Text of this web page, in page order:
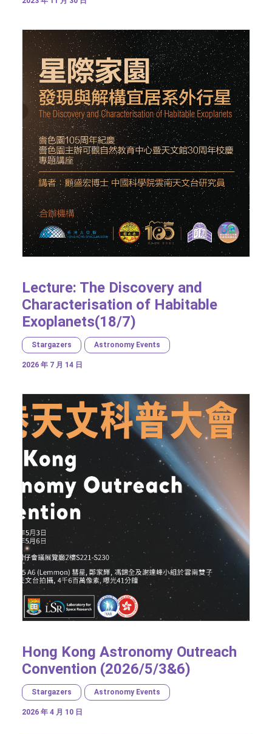
Lecture: The Discovery and
Characterisation of Habitable
Exoplanets(18/7)
Stargazers Astronomy Events
2026 年 7 月 14 日
Hong Kong Astronomy Outreach
Convention (2026/5/3&6)
Stargazers Astronomy Events
2026 年 4 月 10 日